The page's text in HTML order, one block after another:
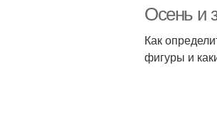
Осень и
Как
фигуры и